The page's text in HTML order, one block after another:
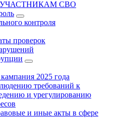
СВО
контроля
проверок
2025 года
требований к
и урегулированию
и иные акты в сфере